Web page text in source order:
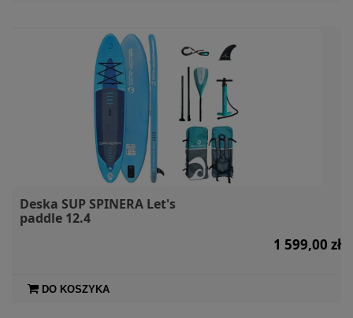
Deska SUP SPINERA Let's
paddle 12.4
1 599,00 zł
DO KOSZYKA